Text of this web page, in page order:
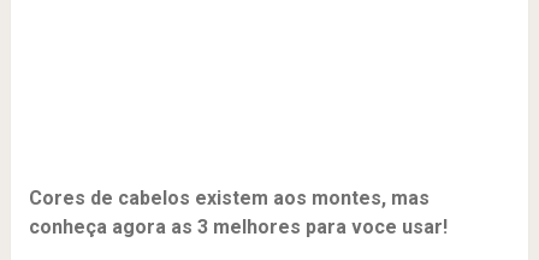
Cores de cabelos existem aos montes, mas
conheça agora as 3 melhores para voce usar!